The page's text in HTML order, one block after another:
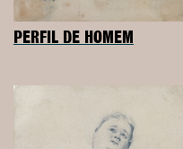
PERFIL DE HOMEM